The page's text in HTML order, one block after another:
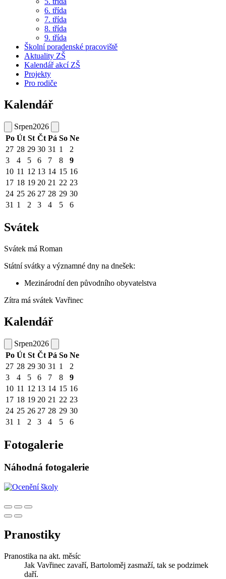
6. třída
7. třída
8. třída
9. třída
Školní poradenské pracoviště
Aktuality ZŠ
Kalendář akcí ZŠ
Projekty
Pro rodiče
Kalendář
Srpen2026
Po Út St Čt Pá So Ne
27 28 29 30 31 1
2
3
4 5 6 7 8
9
10 11 12 13 14 15 16
17 18 19 20 21 22 23
24 25 26 27 28 29 30
31 1 2 3 4 5 6
Svátek
Svátek má Roman
Státní svátky a významné dny na dnešek:
Mezinárodní den původního obyvatelstva
Zítra má svátek Vavřinec
Kalendář
Srpen2026
Po Út St Čt Pá So Ne
27 28 29 30 31 1
2
3
4 5 6 7 8
9
10 11 12 13 14 15 16
17 18 19 20 21 22 23
24 25 26 27 28 29 30
31 1 2 3 4 5 6
Fotogalerie
Náhodná fotogalerie
Pranostiky
Pranostika na akt. měsíc
Jak Vavřinec zavaří, Bartoloměj zasmaží, tak se podzimek
daří.